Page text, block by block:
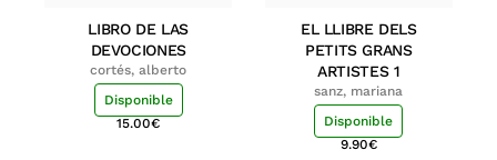
LIBRO DE LAS
DEVOCIONES
cortés, alberto
Disponible
15.00€
EL LLIBRE DELS
PETITS GRANS
ARTISTES 1
sanz, mariana
Disponible
9.90€